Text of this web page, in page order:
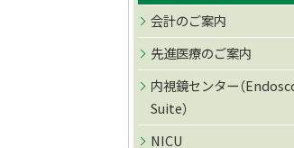
会計のご案内
先進医療のご案内
内視鏡センター（
Suite）
NICU